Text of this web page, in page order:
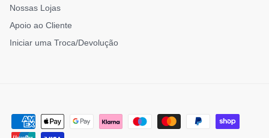
Nossas Lojas
Apoio ao Cliente
Iniciar uma Troca/Devolução